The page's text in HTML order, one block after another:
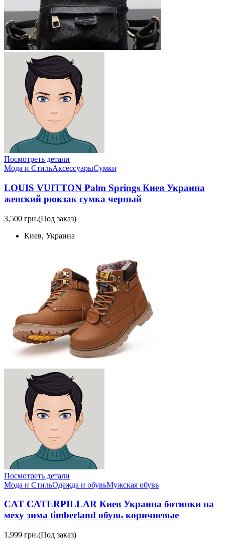
Посмотреть детали
Мода и СтильАксессуарыСумки
LOUIS VUITTON Palm Springs Киев Украина
женский рюкзак сумка черный
3,500 грн.(Под заказ)
Киев, Украина
Посмотреть детали
Мода и СтильОдежда и обувьМужская обувь
CAT CATERPILLAR Киев Украина ботинки на
меху зима timberland обувь коричневые
1,999 грн.(Под заказ)